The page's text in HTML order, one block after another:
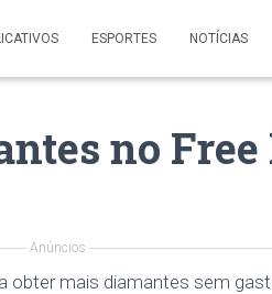
ESPORTES NOTÍCIAS
no
Anúncios
obter mais diamantes sem